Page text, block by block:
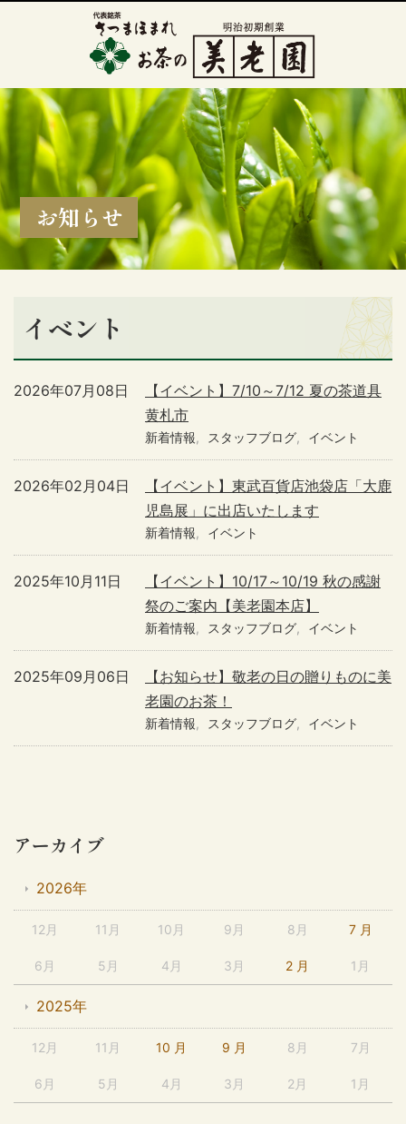
お知らせ
イベント
【イベント】7/10～7/12 夏の茶道具
黄札市
2026年07月08日
新着情報 スタッフブログ イベント
【イベント】東武百貨店池袋店「大鹿
児島展」に出店いたします
2026年02月04日
新着情報 イベント
【イベント】10/17～10/19 秋の感謝
祭のご案内【美老園本店】
2025年10月11日
新着情報 スタッフブログ イベント
【お知らせ】敬老の日の贈りものに美
老園のお茶！
2025年09月06日
新着情報 スタッフブログ イベント
アーカイブ
2026年
12月 11月 10月 9月 8月 7 月
6月 5月 4月 3月 2 月 1月
2025年
12月 11月 10 月 9 月 8月 7月
6月 5月 4月 3月 2月 1月